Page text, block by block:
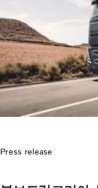
Press release